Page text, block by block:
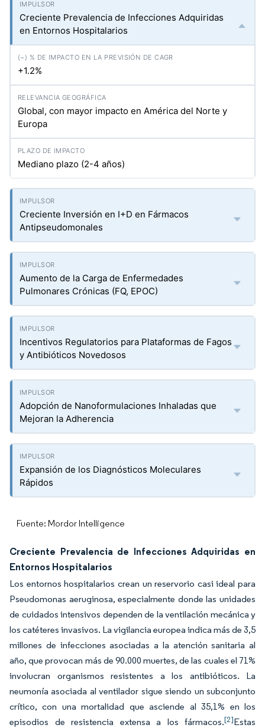
Creciente Prevalencia de Infecciones Adquiridas
en Entornos Hospitalarios
+1.2%
Global, con mayor impacto en América del Norte y
Europa
Mediano plazo (2-4 años)
Creciente Inversión en I+D en Fármacos
Antipseudomonales
Aumento de la Carga de Enfermedades
Pulmonares Crónicas (FQ, EPOC)
Incentivos Regulatorios para Plataformas de Fagos
y Antibióticos Novedosos
Adopción de Nanoformulaciones Inhaladas que
Mejoran la Adherencia
Expansión de los Diagnósticos Moleculares
Rápidos
Fuente: Mordor Intelligence
Creciente Prevalencia de Infecciones Adquiridas en
Entornos Hospitalarios
Los entornos hospitalarios crean un reservorio casi ideal para
Pseudomonas aeruginosa, especialmente donde las unidades
de cuidados intensivos dependen de la ventilación mecánica y
los catéteres invasivos. La vigilancia europea indica más de 3,5
millones de infecciones asociadas a la atención sanitaria al
año, que provocan más de 90.000 muertes, de las cuales el 71%
involucran organismos resistentes a los antibióticos. La
neumonía asociada al ventilador sigue siendo un subconjunto
crítico, con una mortalidad que asciende al 35,1% en los
episodios de resistencia extensa a los fármacos.[2]Estas